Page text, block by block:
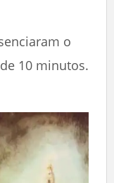
o
10 minutos.